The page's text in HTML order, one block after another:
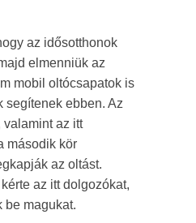
az idősotthonok
elmenniük az
mobil oltócsapatok is
segítenek ebben. Az
valamint az itt
második kör
az oltást.
az itt dolgozókat,
be magukat.